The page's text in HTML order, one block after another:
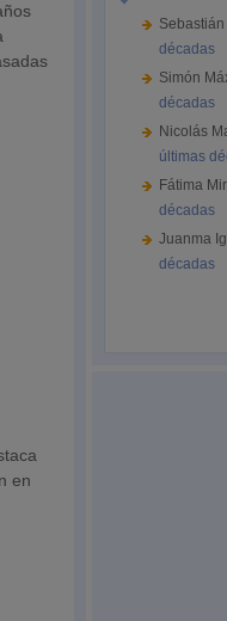
en
décadas
Simón
décadas
Nicolás
últimas
Fátima
décadas
Juanma
décadas